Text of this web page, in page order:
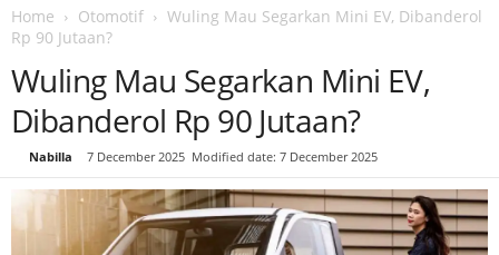
Home Otomotif
Wuling Mau Segarkan Mini EV, Dibanderol
Rp 90 Jutaan?
Wuling Mau Segarkan Mini EV,
Dibanderol Rp 90 Jutaan?
Nabilla 7 December 2025 Modified date: 7 December 2025